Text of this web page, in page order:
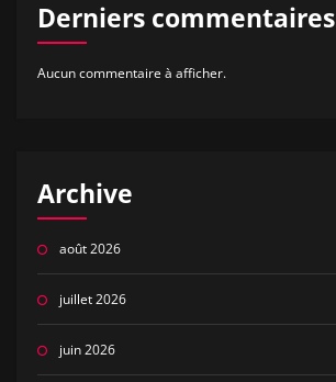
Derniers commentaires
Aucun commentaire à afficher.
Archive
août 2026
juillet 2026
juin 2026